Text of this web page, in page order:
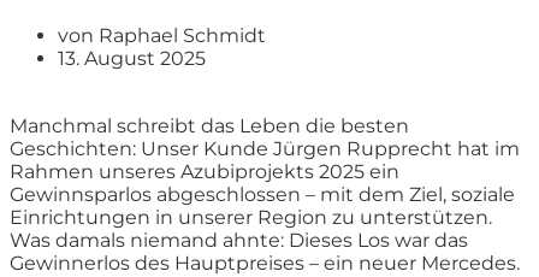
von Raphael Schmidt
13. August 2025
Manchmal schreibt das Leben die besten
Geschichten: Unser Kunde Jürgen Rupprecht hat im
Rahmen unseres Azubiprojekts 2025 ein
Gewinnsparlos abgeschlossen – mit dem Ziel, soziale
Einrichtungen in unserer Region zu unterstützen.
Was damals niemand ahnte: Dieses Los war das
Gewinnerlos des Hauptpreises – ein neuer Mercedes.